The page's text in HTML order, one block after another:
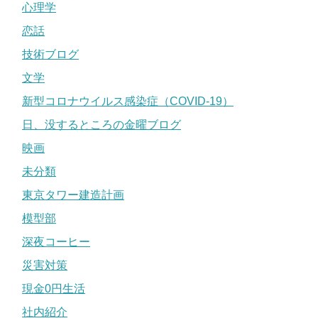
心理学
恋話
技術ブログ
文学
新型コロナウイルス感染症（COVID-19）
日、没するところの金曜ブログ
映画
未分類
東京タワー建造計画
模型部
深夜コーヒー
災害対策
現金0円生活
社内紹介